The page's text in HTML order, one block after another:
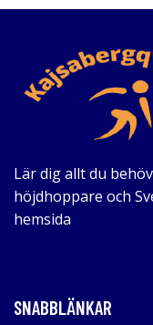
Lär dig allt du
höjdhoppare och
hemsida
SNABBLÄNKAR